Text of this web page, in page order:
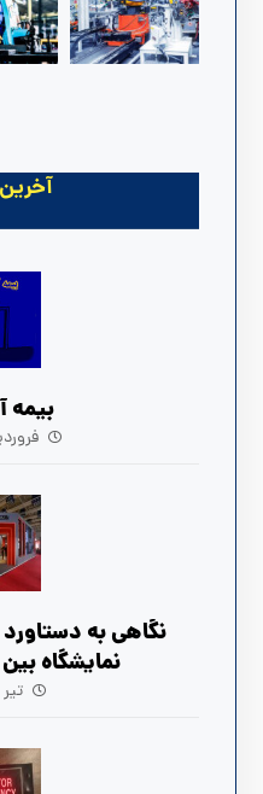
بیمه
فروردین
نگاهی به
نمایشگاه
تیر ۲۶, ۱۴۰۱